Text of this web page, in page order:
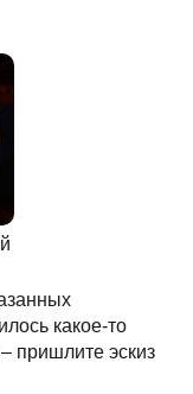
какое-то
пришлите эскиз